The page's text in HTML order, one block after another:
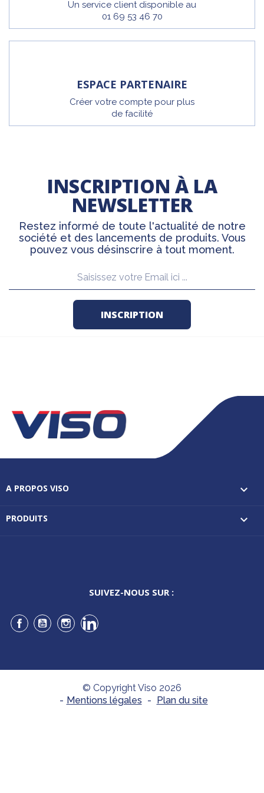
Un service client disponible au
01 69 53 46 70
ESPACE PARTENAIRE
Créer votre compte pour plus
de facilité
INSCRIPTION À LA
NEWSLETTER
Restez informé de toute l'actualité de notre
société et des lancements de produits. Vous
pouvez vous désinscrire à tout moment.
A PROPOS VISO 
PRODUITS 
SUIVEZ-NOUS SUR :
Facebook
YouTubeInstagramLinkedIn
© Copyright Viso 2026
- Mentions légales - Plan du site